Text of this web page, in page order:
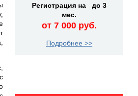
Регистрация на до 3
мес.
от 7 000 руб.
Подробнее >>